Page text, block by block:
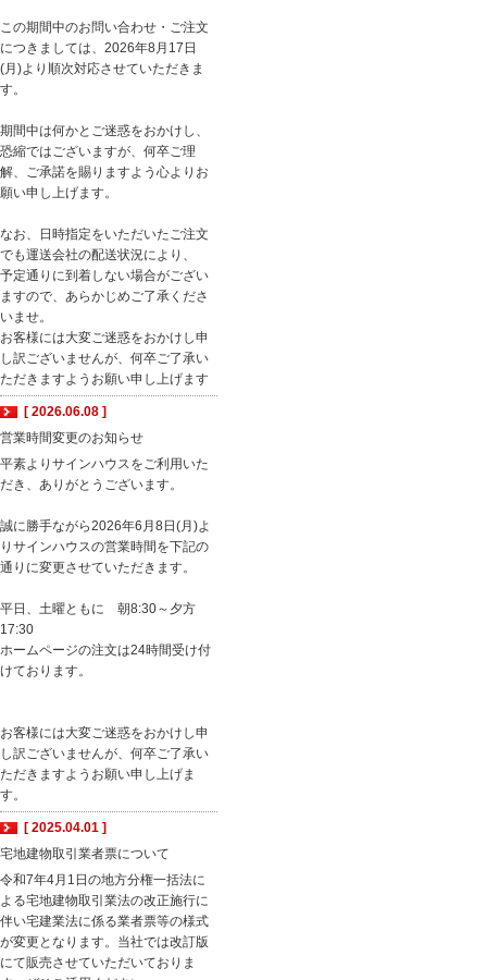
この期間中のお問い合わせ・ご注文
につきましては、2026年8月17日
(月)より順次対応させていただきま
す。
期間中は何かとご迷惑をおかけし、
恐縮ではございますが、何卒ご理
解、ご承諾を賜りますよう心よりお
願い申し上げます。
なお、日時指定をいただいたご注文
でも運送会社の配送状況により、
予定通りに到着しない場合がござい
ますので、あらかじめご了承くださ
いませ。
お客様には大変ご迷惑をおかけし申
し訳ございませんが、何卒ご了承い
ただきますようお願い申し上げます
[ 2026.06.08 ]
営業時間変更のお知らせ
平素よりサインハウスをご利用いた
だき、ありがとうございます。
誠に勝手ながら2026年6月8日(月)よ
りサインハウスの営業時間を下記の
通りに変更させていただきます。
平日、土曜ともに 朝8:30～夕方
17:30
ホームページの注文は24時間受け付
けております。
お客様には大変ご迷惑をおかけし申
し訳ございませんが、何卒ご了承い
ただきますようお願い申し上げま
す。
[ 2025.04.01 ]
宅地建物取引業者票について
令和7年4月1日の地方分権一括法に
よる宅地建物取引業法の改正施行に
伴い宅建業法に係る業者票等の様式
が変更となります。当社では改訂版
にて販売させていただいておりま